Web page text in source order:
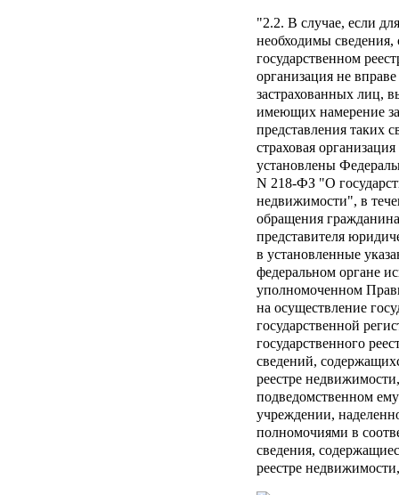
"2.2. В случае, если
необходимы
государственном
организация не вправе
застрахованных лиц,
имеющих намерение
представления таких
страховая
установлены
N 218-ФЗ "О
недвижимости", в
обращения
представителя
в установленные
федеральном органе
уполномоченном
на осуществление
государственной
государственного
сведений,
реестре
подведомственном
учреждении,
полномочиями в
сведения,
реестре